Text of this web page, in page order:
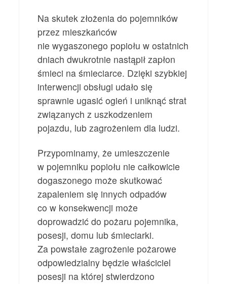
Na skutek złożenia do pojemników
przez mieszkańców
nie wygaszonego popiołu w ostatnich
dniach dwukrotnie nastąpił zapłon
śmieci na śmieciarce. Dzięki szybkiej
interwencji obsługi udało się
sprawnie ugasić ogień i uniknąć strat
związanych z uszkodzeniem
pojazdu, lub zagrożeniem dla ludzi.
Przypominamy, że umieszczenie
w pojemniku popiołu nie całkowicie
dogaszonego może skutkować
zapaleniem się innych odpadów
co w konsekwencji może
doprowadzić do pożaru pojemnika,
posesji, domu lub śmieciarki.
Za powstałe zagrożenie pożarowe
odpowiedzialny będzie właściciel
posesji na której stwierdzono